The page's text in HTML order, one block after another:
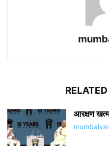
आरक्षण